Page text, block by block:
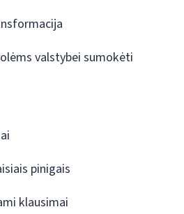
valstybei sumokėti
pinigais
klausimai